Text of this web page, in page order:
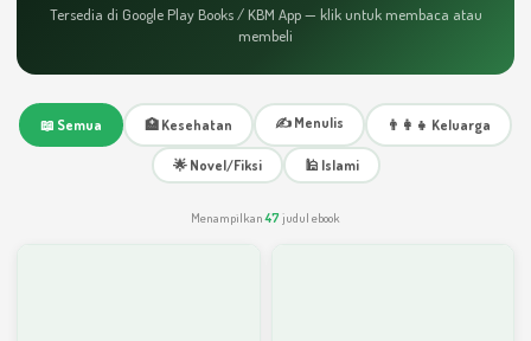
Tersedia di Google Play Books / KBM App — klik untuk membaca atau
membeli
📖 Semua 🏥 Kesehatan ✍️ Menulis 👨‍👩‍👧 Keluarga
🌟 Novel/Fiksi 🕌 Islami
Menampilkan47 judul ebook